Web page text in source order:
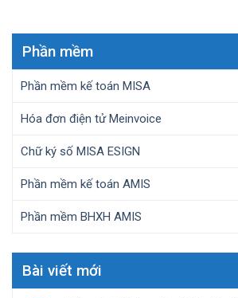
Phần mềm
Phần mềm kế toán MISA
Hóa đơn điện tử Meinvoice
Chữ ký số MISA ESIGN
Phần mềm kế toán AMIS
Phần mềm BHXH AMIS
Bài viết mới